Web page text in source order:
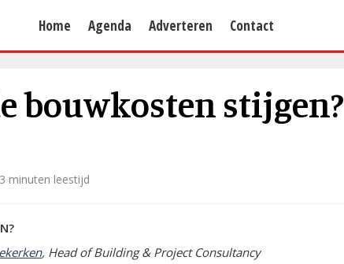
Home Agenda Adverteren Contact
bouwkosten stijgen?
3 minuten leestijd
, Head of Building & Project Consultancy